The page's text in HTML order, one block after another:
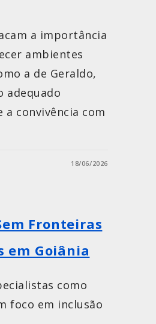
a importância
ambientes
a de Geraldo,
adequado
a convivência com
18/06/2026
Fronteiras
em Goiânia
como
foco em inclusão